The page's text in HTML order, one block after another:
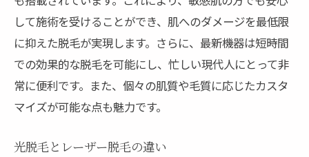
して施術を受けることができ、肌へのダメージを最低限
に抑えた脱毛が実現します。さらに、最新機器は短時間
での効果的な脱毛を可能にし、忙しい現代人にとって非
常に便利です。また、個々の肌質や毛質に応じたカスタ
マイズが可能な点も魅力です。
光脱毛とレーザー脱毛の違い